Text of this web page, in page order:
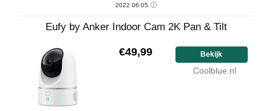
2022 06:05
Eufy by Anker Indoor Cam 2K Pan & Tilt
€49,99 Bekijk
Coolblue.nl